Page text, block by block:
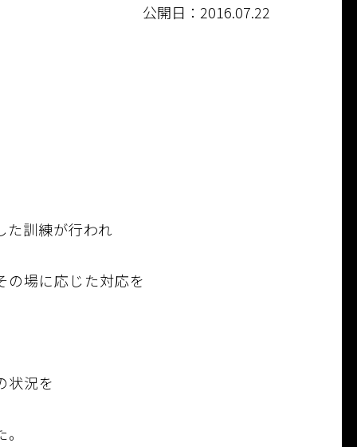
公開日：2016.07.22
た訓練が行われ
の場に応じた対応を
状況を